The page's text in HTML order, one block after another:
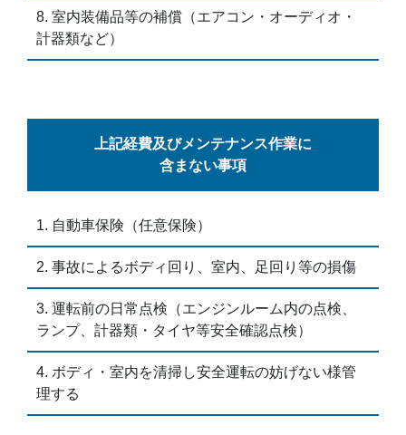
室内装備品等の補償（エアコン・オーディオ・
計器類など）
上記経費及びメンテナンス作業に
含まない事項
自動車保険（任意保険）
事故によるボディ回り、室内、足回り等の損傷
運転前の日常点検（エンジンルーム内の点検、
ランプ、計器類・タイヤ等安全確認点検）
ボディ・室内を清掃し安全運転の妨げない様管
理する